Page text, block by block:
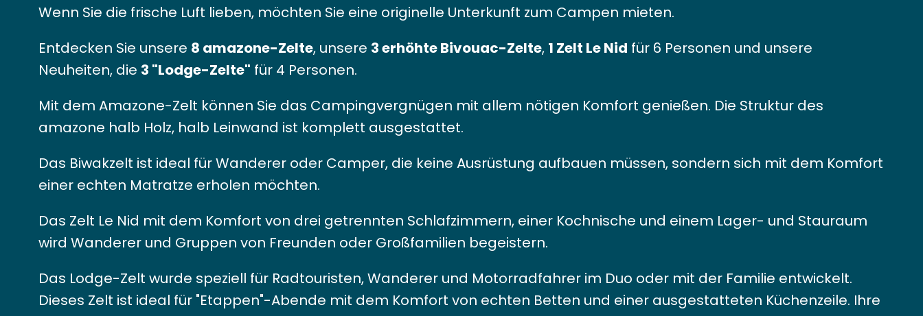
Wenn Sie die frische Luft lieben, möchten Sie eine originelle Unterkunft zum Campen mieten.
Entdecken Sie unsere 8 amazone-Zelte, unsere 3 erhöhte Bivouac-Zelte, 1 Zelt Le Nid für 6 Personen und unsere
Neuheiten, die 3 "Lodge-Zelte" für 4 Personen.
Mit dem Amazone-Zelt können Sie das Campingvergnügen mit allem nötigen Komfort genießen. Die Struktur des
amazone halb Holz, halb Leinwand ist komplett ausgestattet.
Das Biwakzelt ist ideal für Wanderer oder Camper, die keine Ausrüstung aufbauen müssen, sondern sich mit dem Komfort
einer echten Matratze erholen möchten.
Das Zelt Le Nid mit dem Komfort von drei getrennten Schlafzimmern, einer Kochnische und einem Lager- und Stauraum
wird Wanderer und Gruppen von Freunden oder Großfamilien begeistern.
Das Lodge-Zelt wurde speziell für Radtouristen, Wanderer und Motorradfahrer im Duo oder mit der Familie entwickelt.
Dieses Zelt ist ideal für "Etappen"-Abende mit dem Komfort von echten Betten und einer ausgestatteten Küchenzeile. Ihre